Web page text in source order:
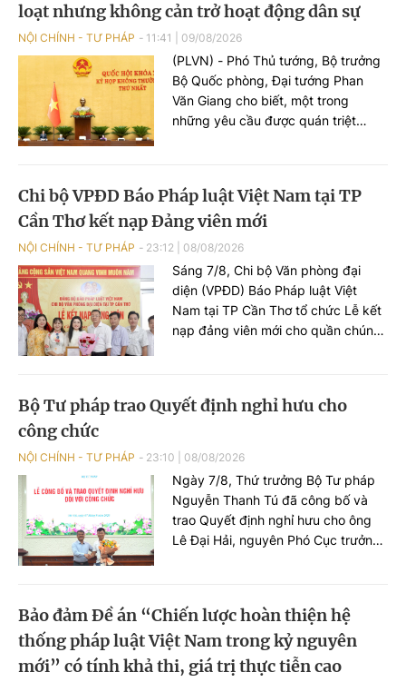
dựng cơ chế thử nghiệm có kiểm
soát cho các nền tảng văn học
vận hành sớm dưới sự giám sát của
cơ quan quản lý.
loạt nhưng không cản trở hoạt động dân sự
NỘI CHÍNH - TƯ PHÁP 11:41 09/08/2026
(PLVN) - Phó Thủ tướng, Bộ trưởng
Bộ Quốc phòng, Đại tướng Phan
Văn Giang cho biết, một trong
những yêu cầu được quán triệt
phòng, an ninh quốc gia nhưng
không cản trở hoạt động dân sự,
sản xuất, kinh doanh, nghiên cứu
pháp.
Chi bộ VPĐD Báo Pháp luật Việt Nam tại TP
Cần Thơ kết nạp Đảng viên mới
NỘI CHÍNH - TƯ PHÁP 23:12 08/08/2026
Sáng 7/8, Chi bộ Văn phòng đại
diện (VPĐD) Báo Pháp luật Việt
Nam tại TP Cần Thơ tổ chức Lễ kết
nạp đảng viên mới cho quần chúng
Bộ Tư pháp trao Quyết định nghỉ hưu cho
công chức
NỘI CHÍNH - TƯ PHÁP 23:10 08/08/2026
Ngày 7/8, Thứ trưởng Bộ Tư pháp
Nguyễn Thanh Tú đã công bố và
trao Quyết định nghỉ hưu cho ông
Lê Đại Hải, nguyên Phó Cục trưởng
Bảo đảm Đề án “Chiến lược hoàn thiện hệ
thống pháp luật Việt Nam trong kỷ nguyên
mới” có tính khả thi, giá trị thực tiễn cao